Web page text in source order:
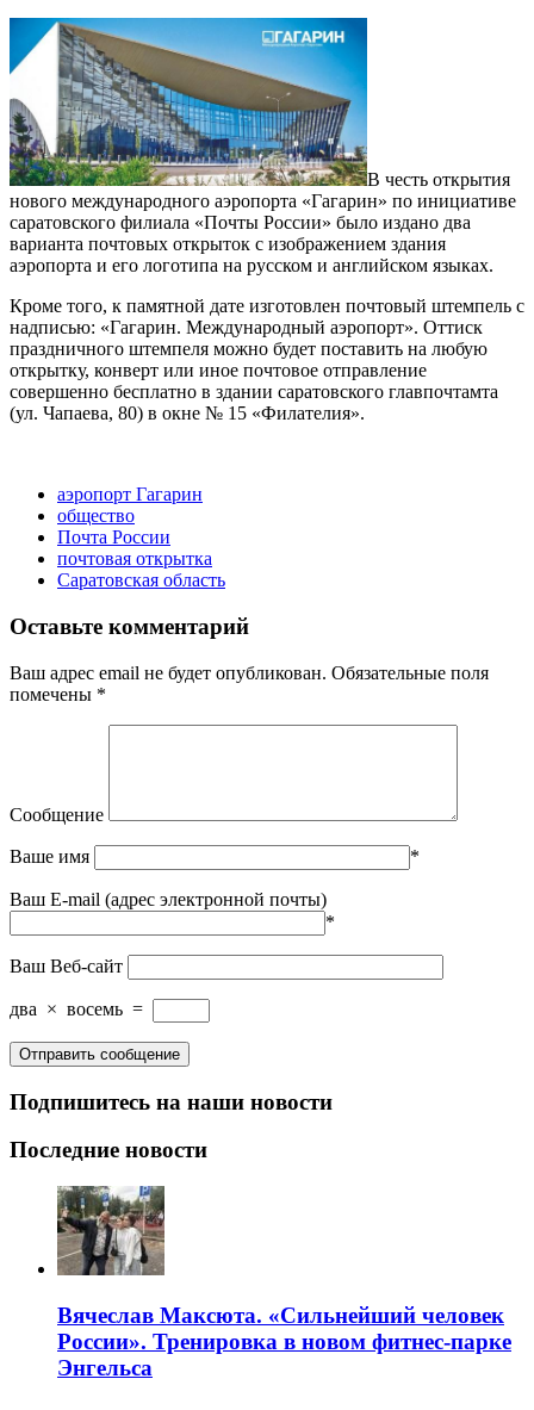
В честь открытия
нового международного аэропорта «Гагарин» по инициативе
саратовского филиала «Почты России» было издано два
варианта почтовых открыток с изображением здания
аэропорта и его логотипа на русском и английском языках.
Кроме того, к памятной дате изготовлен почтовый штемпель с
надписью: «Гагарин. Международный аэропорт». Оттиск
праздничного штемпеля можно будет поставить на любую
открытку, конверт или иное почтовое отправление
совершенно бесплатно в здании саратовского главпочтамта
(ул. Чапаева, 80) в окне № 15 «Филателия».
аэропорт Гагарин
общество
Почта России
почтовая открытка
Саратовская область
Оставьте комментарий
Ваш адрес email не будет опубликован. Обязательные поля
помечены *
Сообщение
Ваше имя *
Ваш E-mail (адрес электронной почты)
*
Ваш Веб-сайт
два × восемь =
Подпишитесь на наши новости
Последние новости
Вячеслав Максюта. «Сильнейший человек
России». Тренировка в новом фитнес-парке
Энгельса